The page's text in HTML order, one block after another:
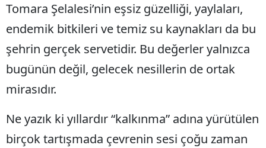
Tomara Şelalesi’nin eşsiz güzelliği, yaylaları,
endemik bitkileri ve temiz su kaynakları da bu
şehrin gerçek servetidir. Bu değerler yalnızca
bugünün değil, gelecek nesillerin de ortak
mirasıdır.
Ne yazık ki yıllardır “kalkınma” adına yürütülen
birçok tartışmada çevrenin sesi çoğu zaman